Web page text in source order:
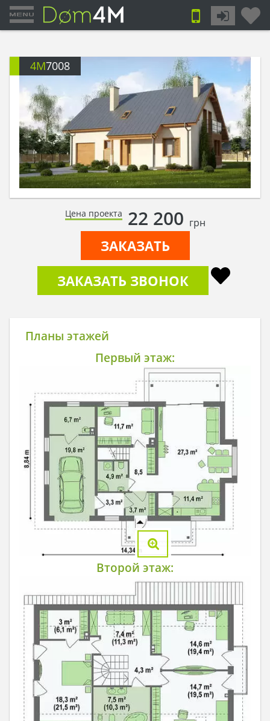
4M7008
Цена проекта 22 200 грн
ЗАКАЗАТЬ
ЗАКАЗАТЬ ЗВОНОК
Планы этажей
Первый этаж:
Второй этаж: